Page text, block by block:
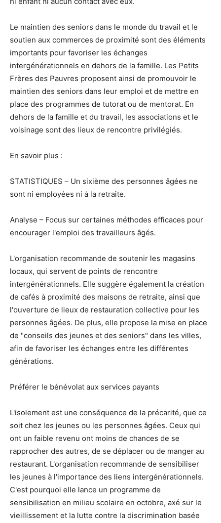
Le maintien des seniors dans le monde du travail et le
soutien aux commerces de proximité sont des éléments
importants pour favoriser les échanges
intergénérationnels en dehors de la famille. Les Petits
Frères des Pauvres proposent ainsi de promouvoir le
maintien des seniors dans leur emploi et de mettre en
place des programmes de tutorat ou de mentorat. En
dehors de la famille et du travail, les associations et le
voisinage sont des lieux de rencontre privilégiés.
En savoir plus :
STATISTIQUES – Un sixième des personnes âgées ne
sont ni employées ni à la retraite.
Analyse – Focus sur certaines méthodes efficaces pour
encourager l'emploi des travailleurs âgés.
L'organisation recommande de soutenir les magasins
locaux, qui servent de points de rencontre
intergénérationnels. Elle suggère également la création
de cafés à proximité des maisons de retraite, ainsi que
l'ouverture de lieux de restauration collective pour les
personnes âgées. De plus, elle propose la mise en place
de "conseils des jeunes et des seniors" dans les villes,
afin de favoriser les échanges entre les différentes
générations.
Préférer le bénévolat aux services payants
L'isolement est une conséquence de la précarité, que ce
soit chez les jeunes ou les personnes âgées. Ceux qui
ont un faible revenu ont moins de chances de se
rapprocher des autres, de se déplacer ou de manger au
restaurant. L'organisation recommande de sensibiliser
les jeunes à l'importance des liens intergénérationnels.
C'est pourquoi elle lance un programme de
sensibilisation en milieu scolaire en octobre, axé sur le
vieillissement et la lutte contre la discrimination basée